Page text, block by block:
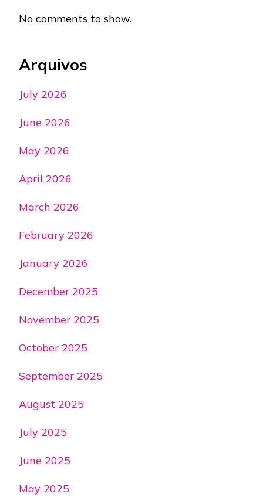
No comments to show.
Arquivos
July 2026
June 2026
May 2026
April 2026
March 2026
February 2026
January 2026
December 2025
November 2025
October 2025
September 2025
August 2025
July 2025
June 2025
May 2025